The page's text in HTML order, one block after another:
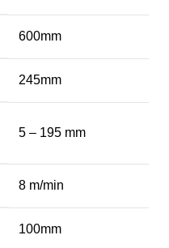
600mm
245mm
5 – 195 mm
8 m/min
100mm